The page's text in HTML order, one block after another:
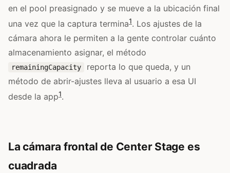
en el pool preasignado y se mueve a la ubicación final
una vez que la captura termina1. Los ajustes de la
cámara ahora le permiten a la gente controlar cuánto
almacenamiento asignar, el método
remainingCapacity
reporta lo que queda, y un
método de abrir-ajustes lleva al usuario a esa UI
desde la app1.
La cámara frontal de Center Stage es
cuadrada